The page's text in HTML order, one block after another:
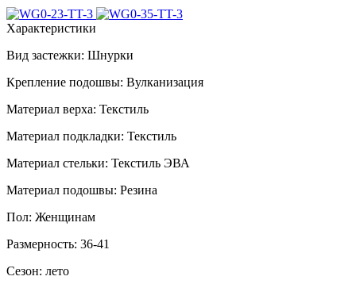
Характеристики
Вид застежки: Шнурки
Крепление подошвы: Вулканизация
Материал верха: Текстиль
Материал подкладки: Текстиль
Материал стельки: Текстиль ЭВА
Материал подошвы: Резина
Пол: Женщинам
Размерность: 36-41
Сезон: лето